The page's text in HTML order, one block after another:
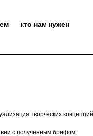
кто нам нужен
творческих концепций
с полученным брифом;